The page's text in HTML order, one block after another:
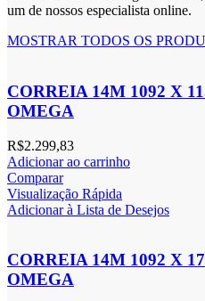
um de nossos especialista online.
MOSTRAR TODOS OS
CORREIA 14M 1092 X
OMEGA
R$2.299,83
Adicionar ao carrinho
Comparar
Visualização Rápida
Adicionar à Lista de Desejos
CORREIA 14M 1092 X
OMEGA